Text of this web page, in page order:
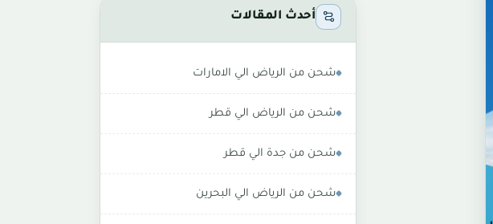
أحدث المقالات
شحن من الرياض الي الامارات
شحن من الرياض الي قطر
شحن من جدة الي قطر
شحن من الرياض الي البحرين